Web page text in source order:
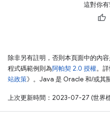
這對你
除非另有註明，否則本頁面中的內
程式碼範例則為阿帕契 2.0 授權。
站政策》。Java 是 Oracle 和/或其
上次更新時間：2023-07-27 (世界標